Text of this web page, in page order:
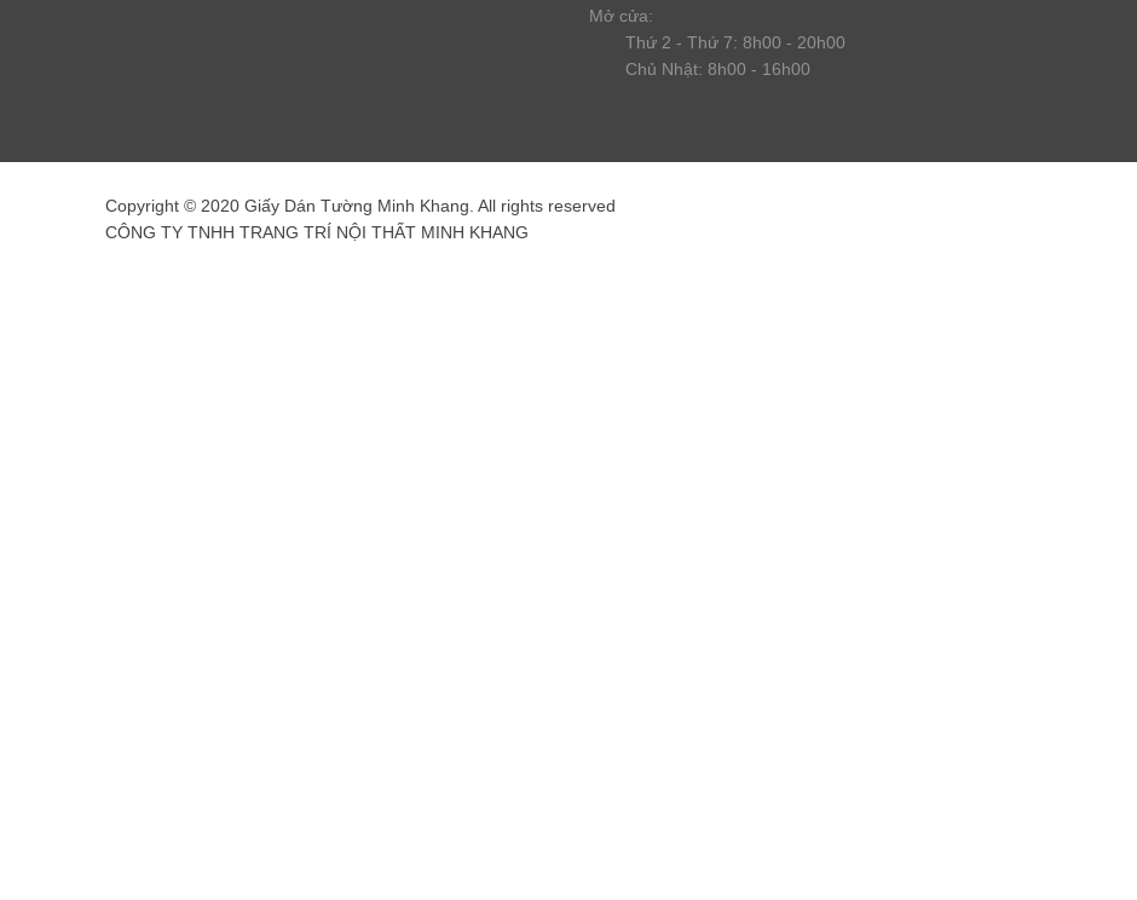
Mở cửa:
Thứ 2 - Thứ 7: 8h00 - 20h00
Chủ Nhật: 8h00 - 16h00
Copyright © 2020 Giấy Dán Tường Minh Khang. All rights reserved
CÔNG TY TNHH TRANG TRÍ NỘI THẤT MINH KHANG